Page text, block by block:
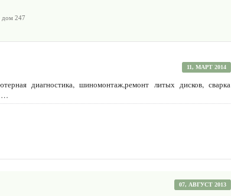
дом 247
11, МАРТ 2014
диагностика, шиномонтаж,ремонт литых дисков, сварка
…
07, АВГУСТ 2013